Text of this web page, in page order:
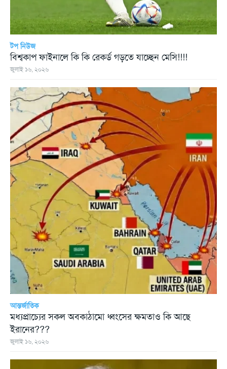
টপ নিউজ
বিশ্বকাপ ফাইনালে কি কি রেকর্ড গড়তে যাচ্ছেন মেসি!!!!
জুলাই ১৬, ২০২৬
আন্তর্জাতিক
মধ্যপ্রাচ্যের সকল অবকাঠামো ধ্বংসের ক্ষমতাও কি আছে
ইরানের???
জুলাই ১৬, ২০২৬